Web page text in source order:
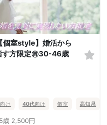
個室style】婚活から
す方限定㊚30-46歳
け 40代向け 個室 高知県
歳 2,500円